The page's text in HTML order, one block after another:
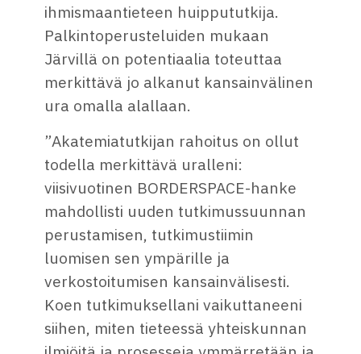
ihmismaantieteen huippututkija.
Palkintoperusteluiden mukaan
Järvillä on potentiaalia toteuttaa
merkittävä jo alkanut kansainvälinen
ura omalla alallaan.
”Akatemiatutkijan rahoitus on ollut
todella merkittävä uralleni:
viisivuotinen BORDERSPACE-hanke
mahdollisti uuden tutkimussuunnan
perustamisen, tutkimustiimin
luomisen sen ympärille ja
verkostoitumisen kansainvälisesti.
Koen tutkimuksellani vaikuttaneeni
siihen, miten tieteessä yhteiskunnan